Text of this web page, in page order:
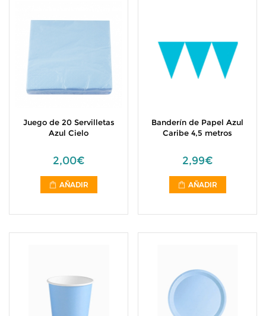
Juego de 20 Servilletas
Azul Cielo
2,00€
AÑADIR
Banderín de Papel Azul
Caribe 4,5 metros
2,99€
AÑADIR